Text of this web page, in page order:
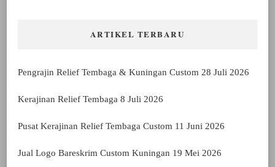
ARTIKEL TERBARU
Pengrajin Relief Tembaga & Kuningan Custom 28 Juli 2026
Kerajinan Relief Tembaga 8 Juli 2026
Pusat Kerajinan Relief Tembaga Custom 11 Juni 2026
Jual Logo Bareskrim Custom Kuningan 19 Mei 2026